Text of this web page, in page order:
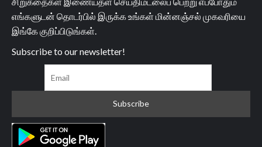
எங்களுடன் தொடர்பில் இருக்க உங்கள் மின்னஞ்சல் முகவரியை
இங்கே குறிப்பிடுங்கள்.
Subscribe to our newsletter!